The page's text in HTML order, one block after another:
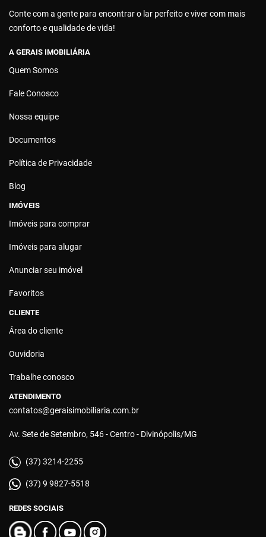
Conte com a gente para encontrar o lar perfeito e viver com mais
conforto e qualidade de vida!
A GERAIS IMOBILIÁRIA
Quem Somos
Fale Conosco
Nossa equipe
Documentos
Política de Privacidade
Blog
IMÓVEIS
Imóveis para comprar
Imóveis para alugar
Anunciar seu imóvel
Favoritos
CLIENTE
Área do cliente
Ouvidoria
Trabalhe conosco
ATENDIMENTO
contatos@geraisimobiliaria.com.br
Av. Sete de Setembro, 546 - Centro - Divinópolis/MG
(37) 3214-2255
(37) 9 9827-5518
REDES SOCIAIS